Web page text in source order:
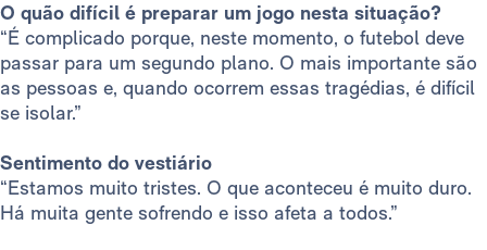
O quão difícil é preparar um jogo nesta situação?
“É complicado porque, neste momento, o futebol deve
passar para um segundo plano. O mais importante são
as pessoas e, quando ocorrem essas tragédias, é difícil
se isolar.”
Sentimento do vestiário
“Estamos muito tristes. O que aconteceu é muito duro.
Há muita gente sofrendo e isso afeta a todos.”